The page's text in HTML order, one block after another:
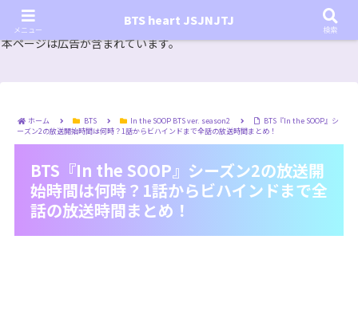
『In the SOOP BTS ver.』シーズン2放送決定！いつから始まる？インザスープの放送開始日・視聴
方法は？【In the SOOP BTS ver. Season 2】
本ページは広告が含まれています。
ホーム BTS In the SOOP BTS ver. season2
BTS『In the SOOP』シ
ーズン2の放送開始時間は何時？1話からビハインドまで全話の放送時間まとめ！
BTS『In the SOOP』シーズン2の放送開
始時間は何時？1話からビハインドまで全
話の放送時間まとめ！
メニュー
BTS heart JSJNJTJ
検索